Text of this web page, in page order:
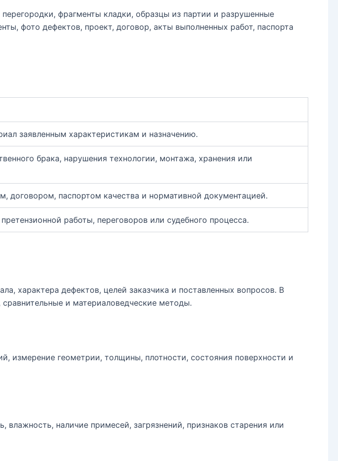
фрагменты кладки, образцы из партии и разрушенные
фото дефектов, проект, договор, акты выполненных работ, паспорта
заявленным характеристикам и назначению.
брака, нарушения технологии, монтажа, хранения или
договором, паспортом качества и нормативной документацией.
работы, переговоров или судебного процесса.
характера дефектов, целей заказчика и поставленных вопросов. В
и материаловедческие методы.
измерение геометрии, толщины, плотности, состояния поверхности и
наличие примесей, загрязнений, признаков старения или